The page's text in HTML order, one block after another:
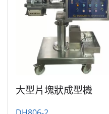
大型片塊狀成型機